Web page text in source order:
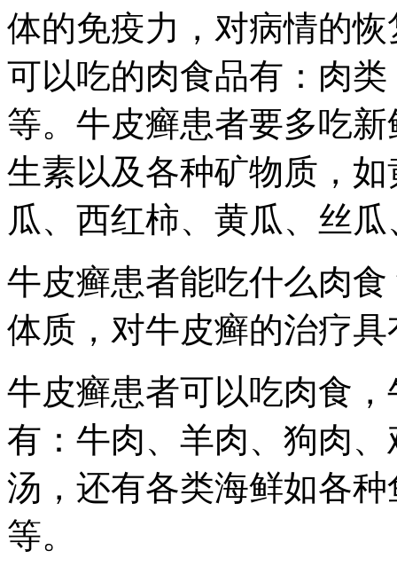
体的免疫力，对病情的
可以吃的肉食品有：肉
等。牛皮癣患者要多吃
生素以及各种矿物质，
瓜、西红柿、黄瓜、丝
牛皮癣患者能吃什么肉
体质，对牛皮癣的治疗
牛皮癣患者可以吃肉食
有：牛肉、羊肉、狗肉
汤，还有各类海鲜如各
等。